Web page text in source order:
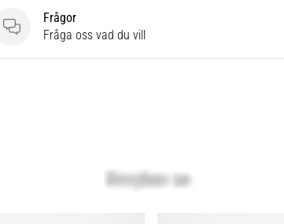
Frågor
Frågor
Fråga oss vad du vill